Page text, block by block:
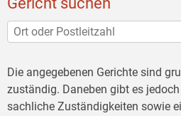
Die angegebenen Gerichte sind
zuständig. Daneben gibt es
sachliche Zuständigkeiten sowie